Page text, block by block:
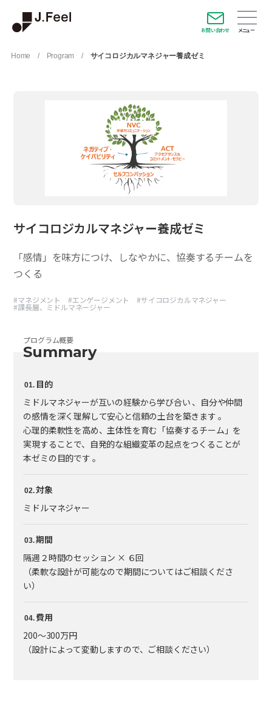
お問い合わせ
Home / Program / サイコロジカルマネジャー養成ゼミ
サイコロジカルマネジャー養成ゼミ
「感情」を味方につけ、しなやかに、協奏するチームを
つくる
#マネジメント #エンゲージメント #サイコロジカルマネジャー
#課長層、ミドルマネージャー
プログラム概要
Summary
目的
ミドルマネジャーが互いの経験から学び合い 、自分や仲間
の感情を深く理解して安心と信頼の土台を築きます 。
心理的柔軟性を高め、主体性を育む「協奏するチーム」を
実現することで、自発的な組織変革の起点をつくることが
本ゼミの目的です 。
対象
ミドルマネジャー
期間
隔週２時間のセッション × ６回
（柔軟な設計が可能なので期間についてはご相談くださ
い）
費用
200～300万円
（設計によって変動しますので、ご相談ください）